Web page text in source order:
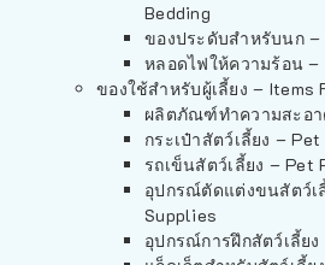
Bedding
ของประดับสำหรับนก
หลอดไฟให้ความร้อน –
ของใช้สำหรับผู้เลี้ยง – Items
ผลิตภัณฑ์ทำความสะอา
กระเป๋าสัตว์เลี้ยง –
รถเข็นสัตว์เลี้ยง – Pet
อุปกรณ์ตัดแต่งขนสัตว์เ
Supplies
อุปกรณ์การฝึกสัตว์เลี้ย